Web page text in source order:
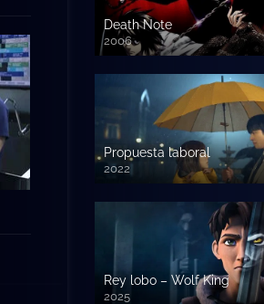
Death Note
2006
Propuesta laboral
2022
Rey lobo – Wolf King
2025